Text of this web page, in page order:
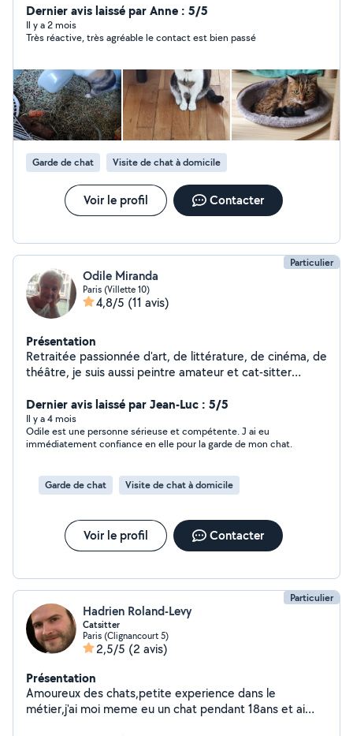
Dernier avis laissé par Anne : 5/5
Il y a 2 mois
Très réactive, très agréable le contact est bien passé
Garde de chat Visite de chat à domicile
Voir le profil Contacter
Particulier
Odile Miranda
Paris (Villette 10)
4,8/5 (11 avis)
Présentation
Retraitée passionnée d'art, de littérature, de cinéma, de
théâtre, je suis aussi peintre amateur et cat-sitter
eau, arbre à chats). Trés contente de rejoindre la petite
communauté des Voisins !
Dernier avis laissé par Jean-Luc : 5/5
Il y a 4 mois
Odile est une personne sérieuse et compétente. J ai eu
immédiatement confiance en elle pour la garde de mon chat.
Garde de chat Visite de chat à domicile
Voir le profil Contacter
Particulier
Hadrien Roland-Levy
Catsitter
Paris (Clignancourt 5)
2,5/5 (2 avis)
Présentation
Amoureux des chats,petite experience dans le
métier,j'ai moi meme eu un chat pendant 18ans et ai